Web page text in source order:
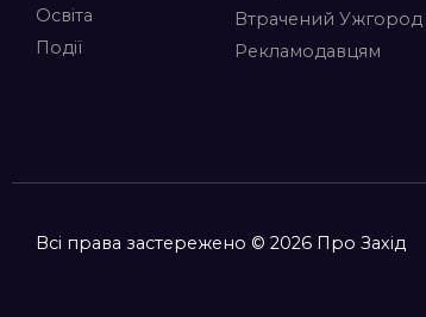
Освіта
Події
Втрачений Ужгород
Рекламодавцям
Всі права застережено © 2026 Про Захід